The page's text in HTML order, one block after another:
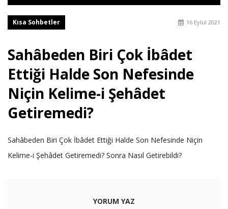
Kısa Sohbetler 16 Eylül 2021
Sahâbeden Biri Çok İbâdet
Ettiği Halde Son Nefesinde
Niçin Kelime-i Şehâdet
Getiremedi?
Sahâbeden Biri Çok İbâdet Ettiği Halde Son Nefesinde Niçin
Kelime-i Şehâdet Getiremedi? Sonra Nasıl Getirebildi?
YORUM YAZ